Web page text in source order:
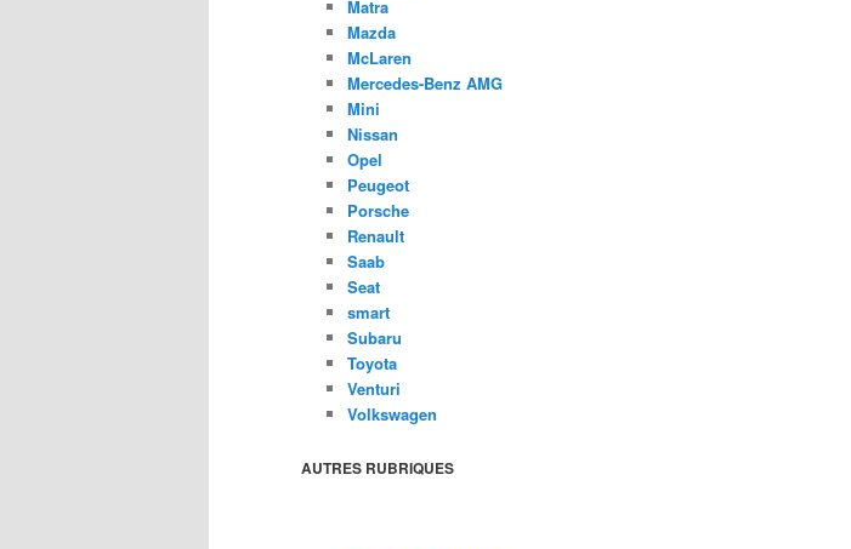
Matra
Mazda
McLaren
Mercedes-Benz AMG
Mini
Nissan
Opel
Peugeot
Porsche
Renault
Saab
Seat
smart
Subaru
Toyota
Venturi
Volkswagen
AUTRES RUBRIQUES